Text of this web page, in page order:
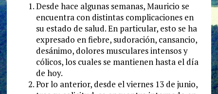
Desde hace algunas semanas, Mauricio se
encuentra con distintas complicaciones en
su estado de salud. En particular, esto se ha
expresado en fiebre, sudoración, cansancio,
desánimo, dolores musculares intensos y
cólicos, los cuales se mantienen hasta el día
de hoy.
Por lo anterior, desde el viernes 13 de junio,